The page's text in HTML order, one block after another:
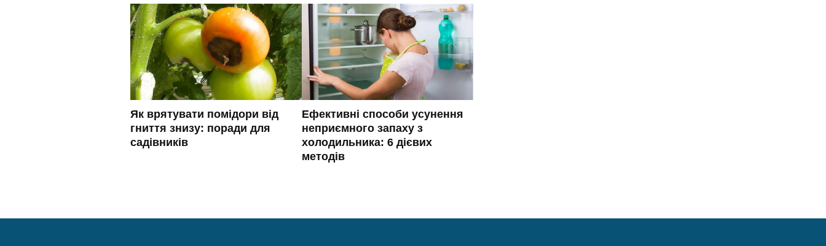
Як врятувати помідори від
гниття знизу: поради для
садівників
Ефективні способи усунення
неприємного запаху з
холодильника: 6 дієвих
методів